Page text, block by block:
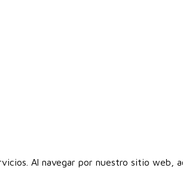
Al navegar por nuestro sitio web,